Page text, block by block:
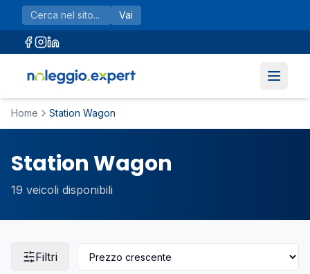
Vai al contenuto principale
Vai
Home Station Wagon
Station Wagon
19 veicoli disponibili
Filtri